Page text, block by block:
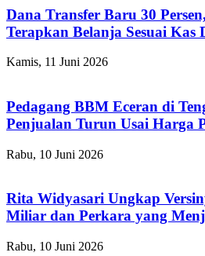
Dana Transfer Baru 30
Terapkan Belanja Sesuai Kas
Kamis, 11 Juni 2026
Pedagang BBM Eceran di
Penjualan Turun Usai Harga
Rabu, 10 Juni 2026
Rita Widyasari Ungkap
Miliar dan Perkara yang
Rabu, 10 Juni 2026